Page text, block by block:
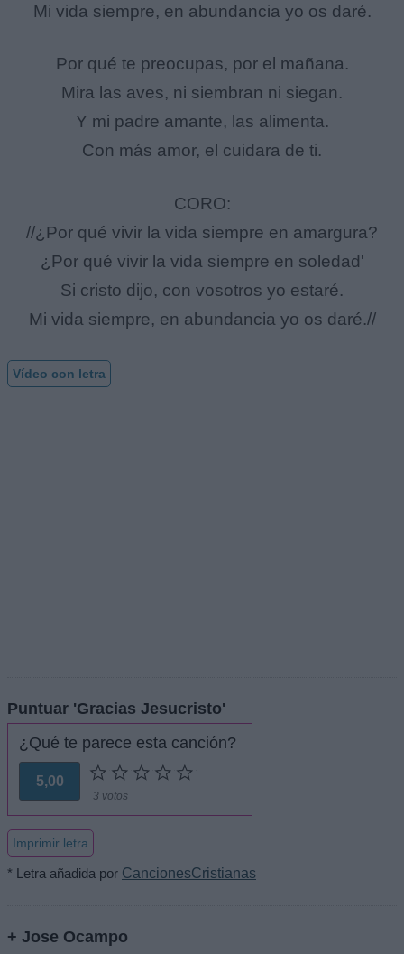
Mi vida siempre, en abundancia yo os daré.
Por qué te preocupas, por el mañana.
Mira las aves, ni siembran ni siegan.
Y mi padre amante, las alimenta.
Con más amor, el cuidara de ti.
CORO:
//¿Por qué vivir la vida siempre en amargura?
¿Por qué vivir la vida siempre en soledad'
Si cristo dijo, con vosotros yo estaré.
Mi vida siempre, en abundancia yo os daré.//
Vídeo con letra
Puntuar 'Gracias Jesucristo'
¿Qué te parece esta canción?
5,00
3 votos
Imprimir letra
* Letra añadida por CancionesCristianas
+ Jose Ocampo